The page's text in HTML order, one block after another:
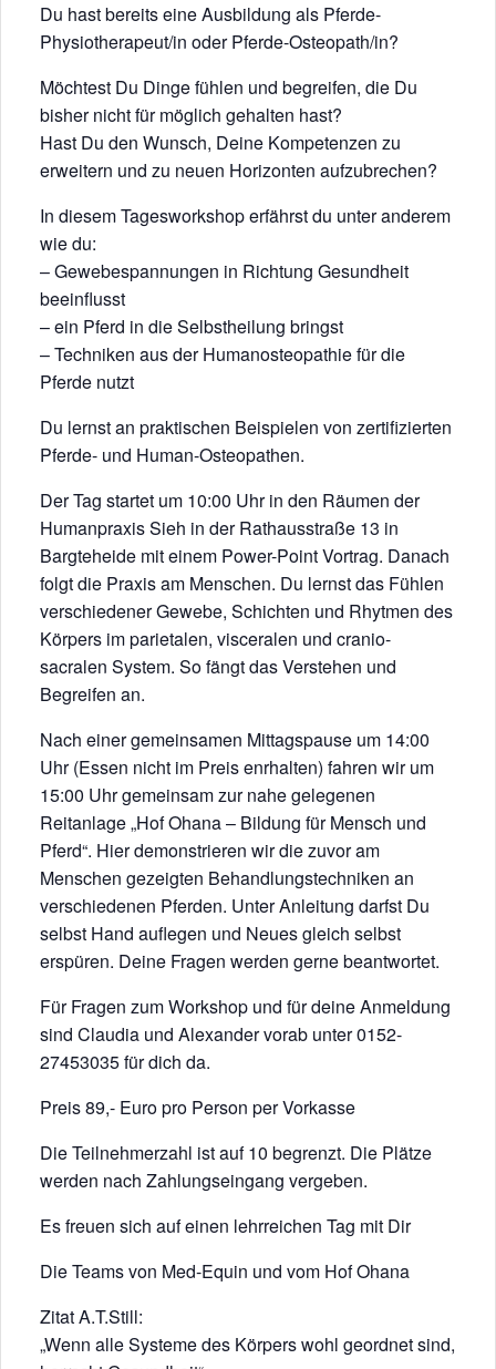
Du hast bereits eine Ausbildung als Pferde-
Physiotherapeut/in oder Pferde-Osteopath/in?
Möchtest Du Dinge fühlen und begreifen, die Du
bisher nicht für möglich gehalten hast?
Hast Du den Wunsch, Deine Kompetenzen zu
erweitern und zu neuen Horizonten aufzubrechen?
In diesem Tagesworkshop erfährst du unter anderem
wie du:
– Gewebespannungen in Richtung Gesundheit
beeinflusst
– ein Pferd in die Selbstheilung bringst
– Techniken aus der Humanosteopathie für die
Pferde nutzt
Du lernst an praktischen Beispielen von zertifizierten
Pferde- und Human-Osteopathen.
Der Tag startet um 10:00 Uhr in den Räumen der
Humanpraxis Sieh in der Rathausstraße 13 in
Bargteheide mit einem Power-Point Vortrag. Danach
folgt die Praxis am Menschen. Du lernst das Fühlen
verschiedener Gewebe, Schichten und Rhytmen des
Körpers im parietalen, visceralen und cranio-
sacralen System. So fängt das Verstehen und
Begreifen an.
Nach einer gemeinsamen Mittagspause um 14:00
Uhr (Essen nicht im Preis enrhalten) fahren wir um
15:00 Uhr gemeinsam zur nahe gelegenen
Reitanlage „Hof Ohana – Bildung für Mensch und
Pferd“. Hier demonstrieren wir die zuvor am
Menschen gezeigten Behandlungstechniken an
verschiedenen Pferden. Unter Anleitung darfst Du
selbst Hand auflegen und Neues gleich selbst
erspüren. Deine Fragen werden gerne beantwortet.
Für Fragen zum Workshop und für deine Anmeldung
sind Claudia und Alexander vorab unter 0152-
27453035 für dich da.
Preis 89,- Euro pro Person per Vorkasse
Die Teilnehmerzahl ist auf 10 begrenzt. Die Plätze
werden nach Zahlungseingang vergeben.
Es freuen sich auf einen lehrreichen Tag mit Dir
Die Teams von Med-Equin und vom Hof Ohana
Zitat A.T.Still:
„Wenn alle Systeme des Körpers wohl geordnet sind,